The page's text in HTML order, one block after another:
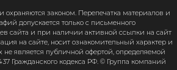
законом. Перепечатка материалов и
допускается только с письменного
сайта и при наличии активной ссылки на сайт
на сайте, носит ознакомительный характер и
не является публичной офертой, определяемой
Гражданского кодекса РФ. © Группа компаний